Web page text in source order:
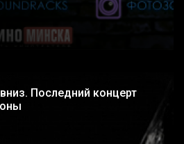
Последний концерт